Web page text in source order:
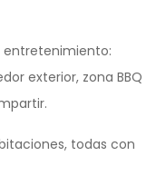
entretenimiento:
exterior, zona BBQ
todas con